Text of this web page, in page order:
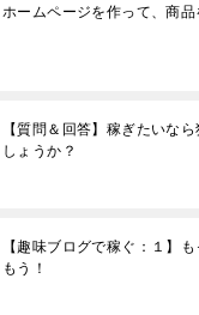
ホームページを作って、商
【質問＆回答】稼ぎたいな
しょうか？
【趣味ブログで稼ぐ：１】
もう！